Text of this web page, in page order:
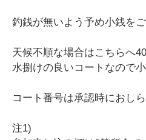
釣銭が無いよう予め小銭を
天候不順な場合はこちらへ
水捌けの良いコートなので
コート番号は承認時におしら
注1)